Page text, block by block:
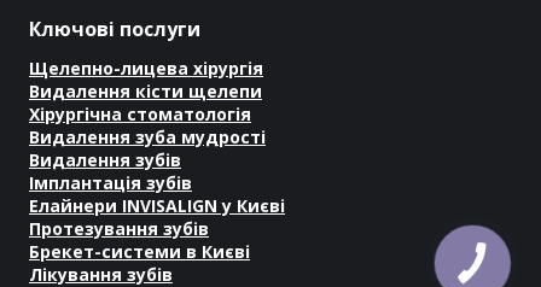
Ключові послуги
Щелепно-лицева хірургія
Видалення кісти щелепи
Хірургічна стоматологія
Видалення зуба мудрості
Видалення зубів
Імплантація зубів
Елайнери INVISALIGN у Києві
Протезування зубів
Брекет-системи в Києві
Лікування зубів